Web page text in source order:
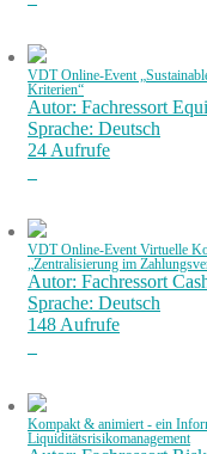
VDT Online-Event
Kriterien“
Autor: Fachressort
Sprache: Deutsch
24 Aufrufe
VDT Online-Event Virtuelle
„Zentralisierung im
Autor: Fachressort
Sprache: Deutsch
148 Aufrufe
Kompakt & animiert - ein
Liquiditätsrisikomanagement